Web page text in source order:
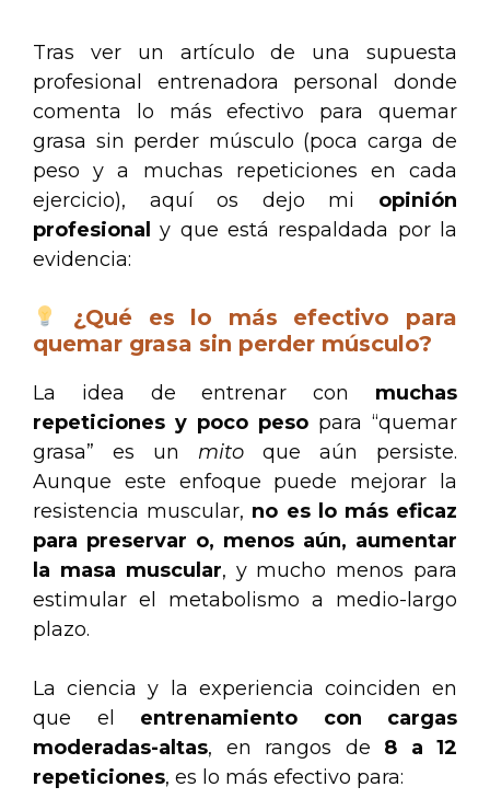
Tras ver un artículo de una supuesta
profesional entrenadora personal donde
comenta lo más efectivo para quemar
grasa sin perder músculo (poca carga de
peso y a muchas repeticiones en cada
ejercicio), aquí os dejo mi opinión
profesional y que está respaldada por la
evidencia:
¿Qué es lo más efectivo para
quemar grasa sin perder músculo?
La idea de entrenar con muchas
repeticiones y poco peso para “quemar
grasa” es un mito que aún persiste.
Aunque este enfoque puede mejorar la
resistencia muscular, no es lo más eficaz
para preservar o, menos aún, aumentar
la masa muscular, y mucho menos para
estimular el metabolismo a medio-largo
plazo.
La ciencia y la experiencia coinciden en
que el entrenamiento con cargas
moderadas-altas, en rangos de 8 a 12
repeticiones, es lo más efectivo para: